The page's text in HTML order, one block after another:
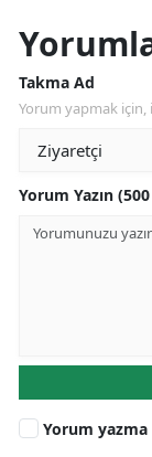
Takma Ad
Yorum yapmak için,
Yorum Yazın
Yorum yazma